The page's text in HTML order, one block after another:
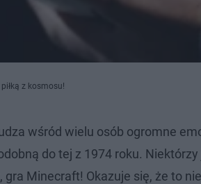
z kosmosu!
wśród wielu osób ogromne
do tej z 1974 roku.
Minecraft! Okazuje się, że to